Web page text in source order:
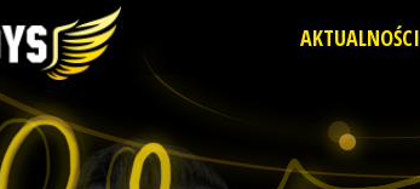
AKTUALNOŚCI